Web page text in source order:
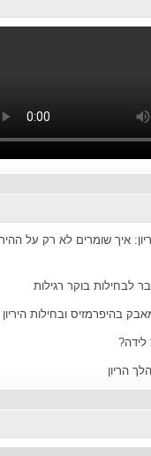
איך שומרים לא רק על
לבחילות בוקר רגילות
בהיפרמזיס ובחילות
הריון